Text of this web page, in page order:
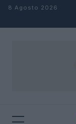
Salta al contenuto
8 Agosto 2026